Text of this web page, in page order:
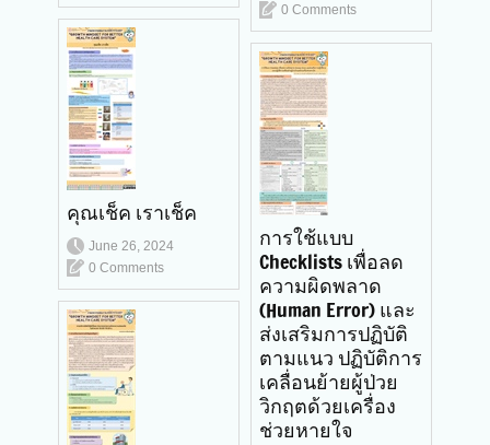
0 Comments
คุณเช็ค เราเช็ค
June 26, 2024
0 Comments
การใช้แบบ
Checklists เพื่อลด
ความผิดพลาด
(Human Error) และ
ส่งเสริมการปฏิบัติ
ตามแนว ปฏิบัติการ
เคลื่อนย้ายผู้ป่วย
วิกฤตด้วยเครื่อง
ช่วยหายใจ